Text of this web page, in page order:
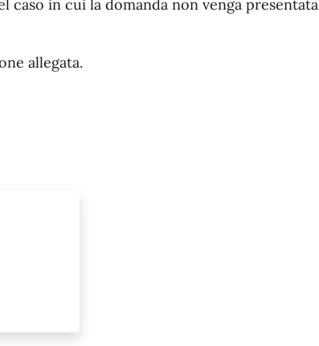
in cui la domanda non venga presentata
allegata.